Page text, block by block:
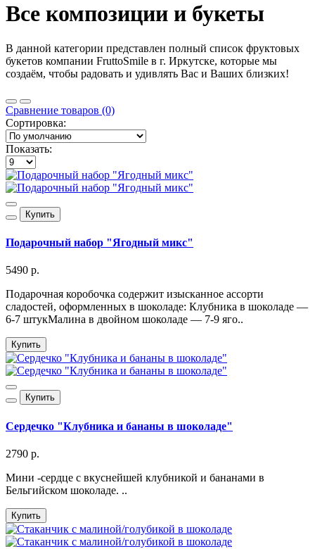
Все композиции и букеты
В данной категории представлен полный список фруктовых
букетов компании FruttoSmile в г. Иркутске, которые мы
создаём, чтобы радовать и удивлять Вас и Ваших близких!
Сравнение товаров (0)
Сортировка:
Показать:
Купить
Подарочный набор "Ягодный микс"
5490 р.
Подарочная коробочка содержит изысканное ассорти
сладостей, оформленных в шоколаде: Клубника в шоколаде —
6-7 штукМалина в двойном шоколаде — 7-9 яго..
Купить
Купить
Сердечко "Клубника и бананы в шоколаде"
2790 р.
Мини -сердце с вкуснейшей клубникой и бананами в
Бельгийском шоколаде. ..
Купить